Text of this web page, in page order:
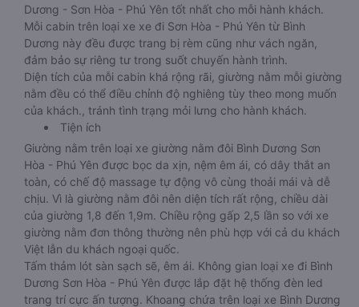
Dương - Sơn Hòa - Phú Yên tốt nhất cho mỗi hành khách.
Mỗi cabin trên loại xe xe đi Sơn Hòa - Phú Yên từ Bình
Dương này đều được trang bị rèm cũng như vách ngăn,
đảm bảo sự riêng tư trong suốt chuyến hành trình.
Diện tích của mỗi cabin khá rộng rãi, giường nằm mỗi giường
nằm đều có thể điều chỉnh độ nghiêng tùy theo mong muốn
của khách., tránh tình trạng mỏi lưng cho hành khách.
Tiện ích
Giường nằm trên loại xe giường nằm đôi Bình Dương Sơn
Hòa - Phú Yên được bọc da xịn, nệm êm ái, có dây thắt an
toàn, có chế độ massage tự động vô cùng thoải mái và dễ
chịu. Vì là giường nằm đôi nên diện tích rất rộng, chiều dài
của giường 1,8 đến 1,9m. Chiều rộng gấp 2,5 lần so với xe
giường nằm đơn thông thường nên phù hợp với cả du khách
Việt lẫn du khách ngoại quốc.
Tấm thảm lót sàn sạch sẽ, êm ái. Không gian loại xe đi Bình
Dương Sơn Hòa - Phú Yên được lắp đặt hệ thống đèn led
trang trí cực ấn tượng. Khoang chứa trên loại xe Bình Dương